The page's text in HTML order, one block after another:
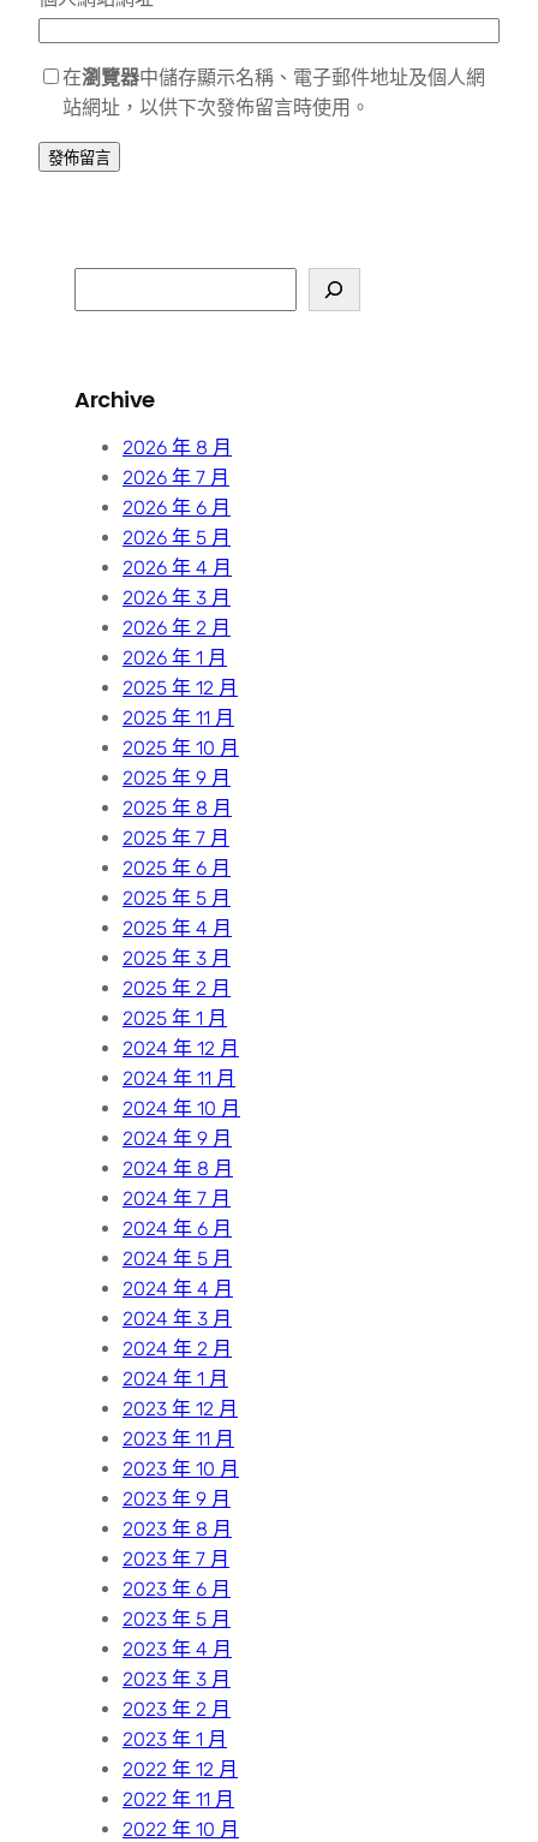
在瀏覽器中儲存顯示名稱、電子郵件地址及個人網
站網址，以供下次發佈留言時使用。
e
c
Archive
2026 年 8 月
2026 年 7 月
2026 年 6 月
2026 年 5 月
2026 年 4 月
2026 年 3 月
2026 年 2 月
2026 年 1 月
2025 年 12 月
2025 年 11 月
2025 年 10 月
2025 年 9 月
2025 年 8 月
2025 年 7 月
2025 年 6 月
2025 年 5 月
2025 年 4 月
2025 年 3 月
2025 年 2 月
2025 年 1 月
2024 年 12 月
2024 年 11 月
2024 年 10 月
2024 年 9 月
2024 年 8 月
2024 年 7 月
2024 年 6 月
2024 年 5 月
2024 年 4 月
2024 年 3 月
2024 年 2 月
2024 年 1 月
2023 年 12 月
2023 年 11 月
2023 年 10 月
2023 年 9 月
2023 年 8 月
2023 年 7 月
2023 年 6 月
2023 年 5 月
2023 年 4 月
2023 年 3 月
2023 年 2 月
2023 年 1 月
2022 年 12 月
2022 年 11 月
2022 年 10 月